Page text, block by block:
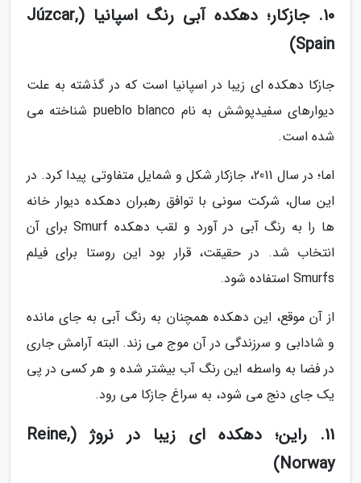
10. جازکار؛ دهکده آبی رنگ اسپانیا (Júzcar,
Spain)
جازکا دهکده ای زیبا در اسپانیا است که در گذشته به علت
دیوارهای سفیدپوشش به نام pueblo blanco شناخته می
شده است.
اما؛ در سال 2011، جازکار شکل و شمایل متفاوتی پیدا کرد. در
این سال، شرکت سونی با توافق رهبران دهکده دیوار خانه
ها را به رنگ آبی در آورد و لقب دهکده Smurf برای آن
انتخاب شد. در حقیقت، قرار بود این روستا برای فیلم
Smurfs استفاده شود.
از آن موقع، این دهکده همچنان به رنگ آبی به جای مانده
و شادابی و سرزندگی در آن موج می زند. البته آرامش جاری
در فضا به واسطه این رنگ آب بیشتر شده و هر کسی در پی
یک جای دنج می شود، به سراغ جازکا می رود.
11. راین؛ دهکده ای زیبا در نروژ (Reine,
Norway)